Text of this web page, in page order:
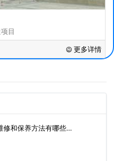
目
更多详情
修和保养方法有哪些…